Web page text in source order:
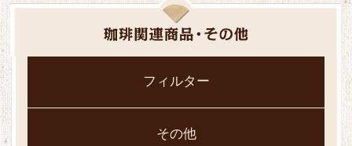
フィルター
その他